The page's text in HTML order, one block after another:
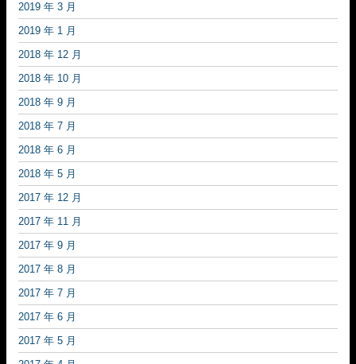
2019 年 3 月
2019 年 1 月
2018 年 12 月
2018 年 10 月
2018 年 9 月
2018 年 7 月
2018 年 6 月
2018 年 5 月
2017 年 12 月
2017 年 11 月
2017 年 9 月
2017 年 8 月
2017 年 7 月
2017 年 6 月
2017 年 5 月